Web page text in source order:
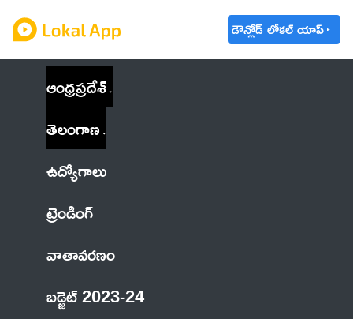
డౌన్లోడ్ లోకల్ యాప్
ఆంధ్రప్రదేశ్
తెలంగాణ
ఉద్యోగాలు
ట్రెండింగ్
వాతావరణం
బడ్జెట్ 2023-24